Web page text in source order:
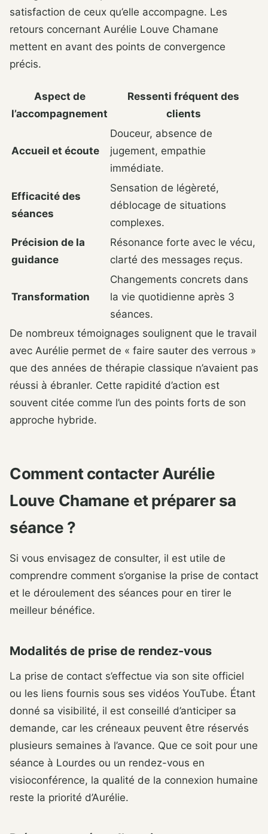
satisfaction de ceux qu’elle accompagne. Les
retours concernant Aurélie Louve Chamane
mettent en avant des points de convergence
précis.
Aspect de
l’accompagnement
Ressenti fréquent des
clients
Accueil et écoute
Douceur, absence de
jugement, empathie
immédiate.
Efficacité des
séances
Sensation de légèreté,
déblocage de situations
complexes.
Précision de la
guidance
Résonance forte avec le vécu,
clarté des messages reçus.
Transformation
Changements concrets dans
la vie quotidienne après 3
séances.
De nombreux témoignages soulignent que le travail
avec Aurélie permet de « faire sauter des verrous »
que des années de thérapie classique n’avaient pas
réussi à ébranler. Cette rapidité d’action est
souvent citée comme l’un des points forts de son
approche hybride.
Comment contacter Aurélie
Louve Chamane et préparer sa
séance ?
Si vous envisagez de consulter, il est utile de
comprendre comment s’organise la prise de contact
et le déroulement des séances pour en tirer le
meilleur bénéfice.
Modalités de prise de rendez-vous
La prise de contact s’effectue via son site officiel
ou les liens fournis sous ses vidéos YouTube. Étant
donné sa visibilité, il est conseillé d’anticiper sa
demande, car les créneaux peuvent être réservés
plusieurs semaines à l’avance. Que ce soit pour une
séance à Lourdes ou un rendez-vous en
visioconférence, la qualité de la connexion humaine
reste la priorité d’Aurélie.